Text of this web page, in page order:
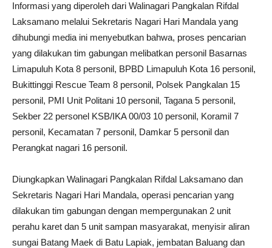
Informasi yang diperoleh dari Walinagari Pangkalan Rifdal
Laksamano melalui Sekretaris Nagari Hari Mandala yang
dihubungi media ini menyebutkan bahwa, proses pencarian
yang dilakukan tim gabungan melibatkan personil Basarnas
Limapuluh Kota 8 personil, BPBD Limapuluh Kota 16 personil,
Bukittinggi Rescue Team 8 personil, Polsek Pangkalan 15
personil, PMI Unit Politani 10 personil, Tagana 5 personil,
Sekber 22 personel KSB/IKA 00/03 10 personil, Koramil 7
personil, Kecamatan 7 personil, Damkar 5 personil dan
Perangkat nagari 16 personil.
Diungkapkan Walinagari Pangkalan Rifdal Laksamano dan
Sekretaris Nagari Hari Mandala, operasi pencarian yang
dilakukan tim gabungan dengan mempergunakan 2 unit
perahu karet dan 5 unit sampan masyarakat, menyisir aliran
sungai Batang Maek di Batu Lapiak, jembatan Baluang dan